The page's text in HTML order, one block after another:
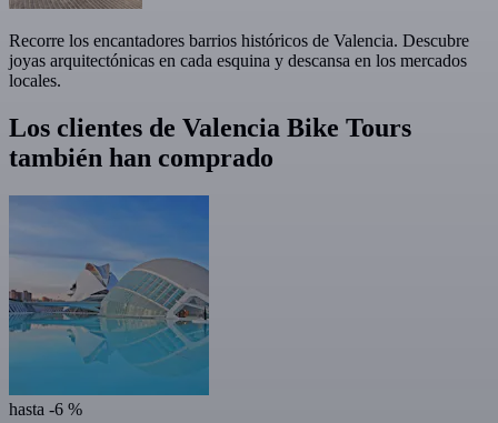
Recorre los encantadores barrios históricos de Valencia. Descubre
joyas arquitectónicas en cada esquina y descansa en los mercados
locales.
Los clientes de Valencia Bike Tours
también han comprado
hasta -6 %